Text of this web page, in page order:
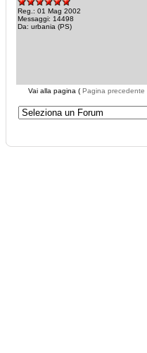
Reg.: 01 Mag 2002
Messaggi: 14498
Da: urbania (PS)
Vai alla pagina ( Pagina precedente